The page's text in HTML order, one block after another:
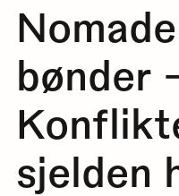
bønder
sjelden